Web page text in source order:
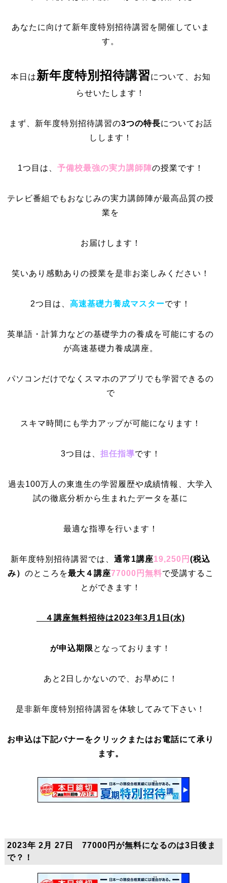
あなたに向けて新年度特別招待講習を開催していま
す。
本日は新年度特別招待講習について、お知
らせいたします！
まず、新年度特別招待講習の3つの特長についてお話
しします！
1つ目は、 予備校最強の実力講師陣の授業です！
テレビ番組でもおなじみの実力講師陣が最高品質の授
業を
お届けします！
笑いあり感動ありの授業を是非お楽しみください！
2つ目は、高速基礎力養成マスターです！
英単語・計算力などの基礎学力の養成を可能にするの
が高速基礎力養成講座。
パソコンだけでなくスマホのアプリでも学習できるの
で
スキマ時間にも学力アップが可能になります！
3つ目は、 担任指導です！
過去100万人の東進生の学習履歴や成績情報、大学入
試の徹底分析から生まれたデータを基に
最適な指導を行います！
新年度特別招待講習では、通常1講座19,250円(税込
み） のところを最大４講座77000円無料で受講するこ
とができます！
４講座無料招待は2023年3月1日(水)
が申込期限 となっております！
あと2日しかないので、お早めに！
是非新年度特別招待講習を体験してみて下さい！
お申込は下記バナーをクリックまたはお電話にて承り
ます。
2023年 2月 27日 77000円が無料になるのは3日後ま
で？！